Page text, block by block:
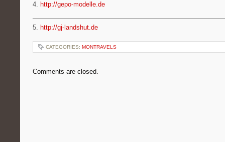
4. http://gepo-modelle.de
5. http://gj-landshut.de
CATEGORIES: MONTRAVELS
Comments are closed.